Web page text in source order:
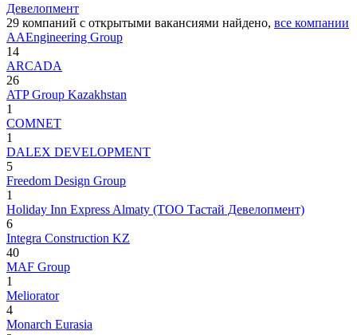
Девелопмент
29 компаний с открытыми вакансиями найдено, все компании
AAEngineering Group
14
ARCADA
26
ATP Group Kazakhstan
1
COMNET
1
DALEX DEVELOPMENT
5
Freedom Design Group
1
Holiday Inn Express Almaty (ТОО Тастай Девелопмент)
6
Integra Construction KZ
40
MAF Group
1
Meliorator
4
Monarch Eurasia